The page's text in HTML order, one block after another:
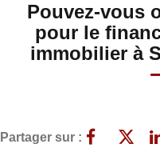
Pouvez-vous
pour le
immobilier à
Partager sur :